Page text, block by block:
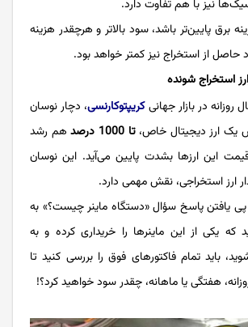
نیز با هم تفاوت دارد.
برق پایین‌تر باشد، سود بالاتر و هرچقدر هزینه
حاصل از استخراج نیز کمتر خواهد بود.
استخراج شونده
روزانه در بازار جهانیکریپتوکارنسی، دچار نوسان
یک ارز دیجیتال خاص، تا 1000 درصد
هم رشد
این ارزها بشدت پایین می‌آید. این نوسان
ارز استخراجی، نقش مهمی دارد.
پی یافتن پاسخ سؤال «دستگاه ماینر چیست؟» به
که یکی از این ماینرها را خریداری کرده و به
باید تمام فاکتورهای فوق را بررسی کنید تا
هفتگی یا ماهانه، چقدر سود خواهید کرد؟!